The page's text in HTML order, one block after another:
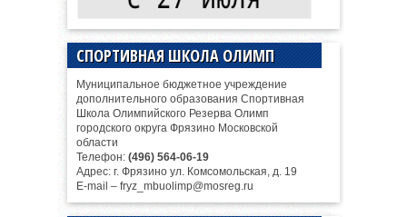
СПОРТИВНАЯ ШКОЛА ОЛИМП
Муниципальное бюджетное учреждение
дополнительного образования Спортивная
Школа Олимпийского Резерва Олимп
городского округа Фрязино Московской
области
Телефон: (496) 564-06-19
Адрес: г. Фрязино ул. Комсомольская, д. 19
E-mail – fryz_mbuolimp@mosreg.ru